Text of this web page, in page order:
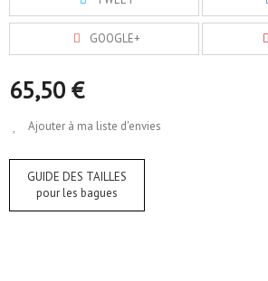
GOOGLE+
65,50 €
Ajouter à ma liste d'envies
GUIDE DES TAILLES
pour les bagues